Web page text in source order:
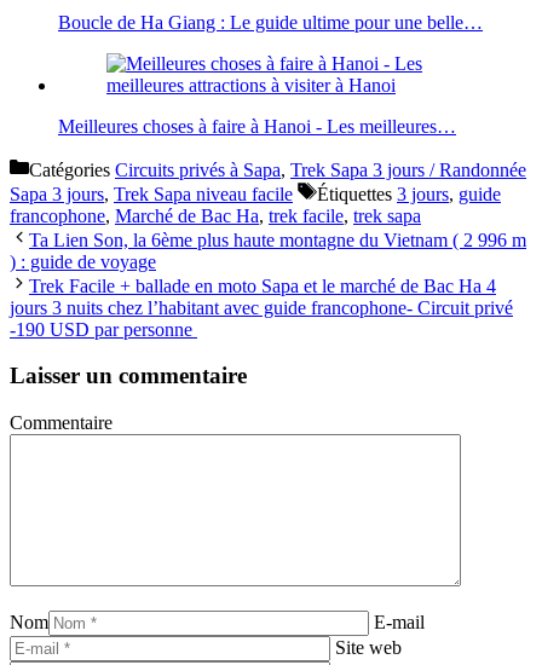
Boucle de Ha Giang : Le guide ultime pour une belle…
Meilleures choses à faire à Hanoi - Les meilleures…
Catégories Circuits privés à Sapa, Trek Sapa 3 jours / Randonnée
Sapa 3 jours, Trek Sapa niveau facile Étiquettes 3 jours, guide
francophone, Marché de Bac Ha, trek facile, trek sapa
Ta Lien Son, la 6ème plus haute montagne du Vietnam ( 2 996 m
) : guide de voyage
Trek Facile + ballade en moto Sapa et le marché de Bac Ha 4
jours 3 nuits chez l’habitant avec guide francophone- Circuit privé
-190 USD par personne
Laisser un commentaire
Commentaire
Nom
E-mail
Site web